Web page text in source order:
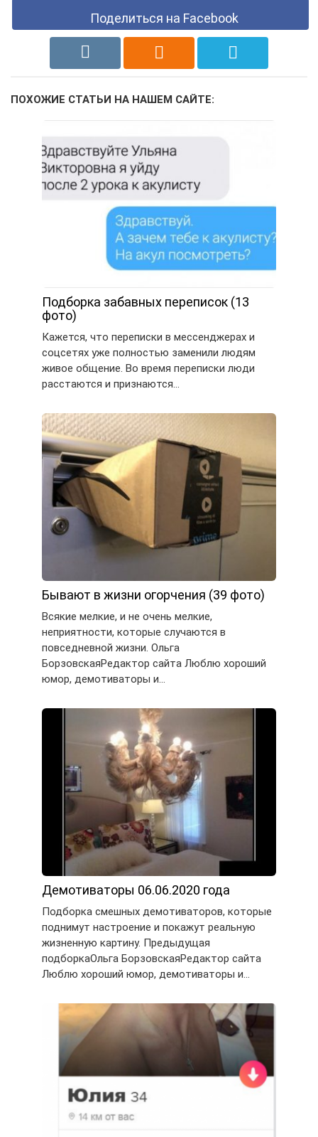
Поделиться на Facebook
ПОХОЖИЕ СТАТЬИ НА НАШЕМ САЙТЕ:
Подборка забавных переписок (13
фото)
Кажется, что переписки в мессенджерах и
соцсетях уже полностью заменили людям
живое общение. Во время переписки люди
расстаются и признаются…
Бывают в жизни огорчения (39 фото)
Всякие мелкие, и не очень мелкие,
неприятности, которые случаются в
повседневной жизни. Ольга
БорзовскаяРедактор сайта Люблю хороший
юмор, демотиваторы и…
Демотиваторы 06.06.2020 года
Подборка смешных демотиваторов, которые
поднимут настроение и покажут реальную
жизненную картину. Предыдущая
подборкаОльга БорзовскаяРедактор сайта
Люблю хороший юмор, демотиваторы и…